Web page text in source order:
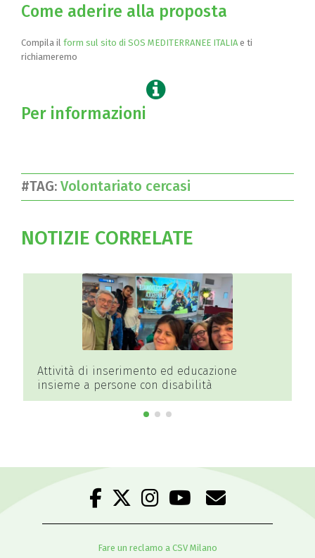
Come aderire alla proposta
Compila il form sul sito di SOS MEDITERRANEE ITALIA e ti
richiameremo
Per informazioni
#TAG: Volontariato cercasi
NOTIZIE CORRELATE
Attività di inserimento ed educazione
insieme a persone con disabilità
Fare un reclamo a CSV Milano